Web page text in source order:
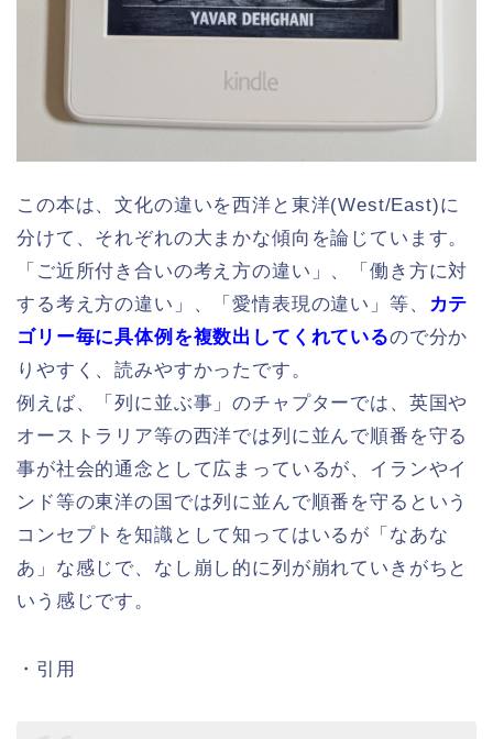
この本は、文化の違いを西洋と東洋(West/East)に
分けて、それぞれの大まかな傾向を論じています。
「ご近所付き合いの考え方の違い」、「働き方に対
する考え方の違い」、「愛情表現の違い」等、 カテ
ゴリー毎に具体例を複数出してくれているので分か
りやすく、読みやすかったです。
例えば、「列に並ぶ事」のチャプターでは、英国や
オーストラリア等の西洋では列に並んで順番を守る
事が社会的通念として広まっているが、イランやイ
ンド等の東洋の国では列に並んで順番を守るという
コンセプトを知識として知ってはいるが「なあな
あ」な感じで、なし崩し的に列が崩れていきがちと
いう感じです。
・引用